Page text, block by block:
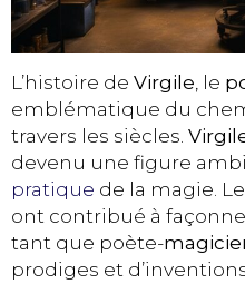
L’histoire de Virgile, le
emblématique du
travers les siècles.
devenu une figure
pratique de la magie.
ont contribué à
tant que poète-
prodiges et